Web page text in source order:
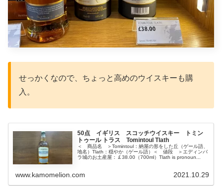
せっかくなので、ちょっと高めのウイスキーも購
入。
50点 イギリス スコッチウイスキー トミン
トゥール トラス Tomintoul Tlath
＜ 商品名 ＞Tomintoul：納屋の形をした丘（ゲール語、
地名）Tlath：穏やか（ゲール語）＜ 値段 ＞エディンバ
ラ城のお土産屋：￡38.00（700ml）Tlath is pronoun...
www.kamomelion.com 2021.10.29